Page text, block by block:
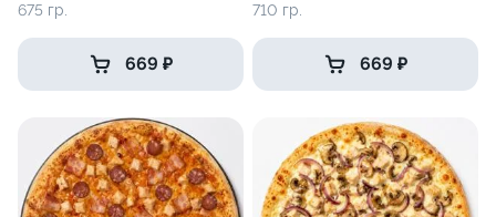
675 гр.
669 ₽
710 гр.
669 ₽